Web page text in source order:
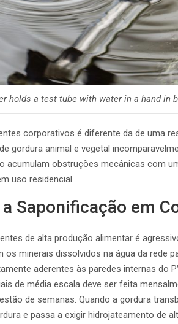
holds a test tube with water in a hand in
corporativos é diferente da de uma
gordura animal e vegetal
acumulam obstruções mecânicas com
uso residencial.
a Saponificação em
de alta produção alimentar é
minerais dissolvidos na água da rede
aderentes às paredes internas do
de média escala deve ser feita
de semanas. Quando a gordura
e passa a exigir hidrojateamento de